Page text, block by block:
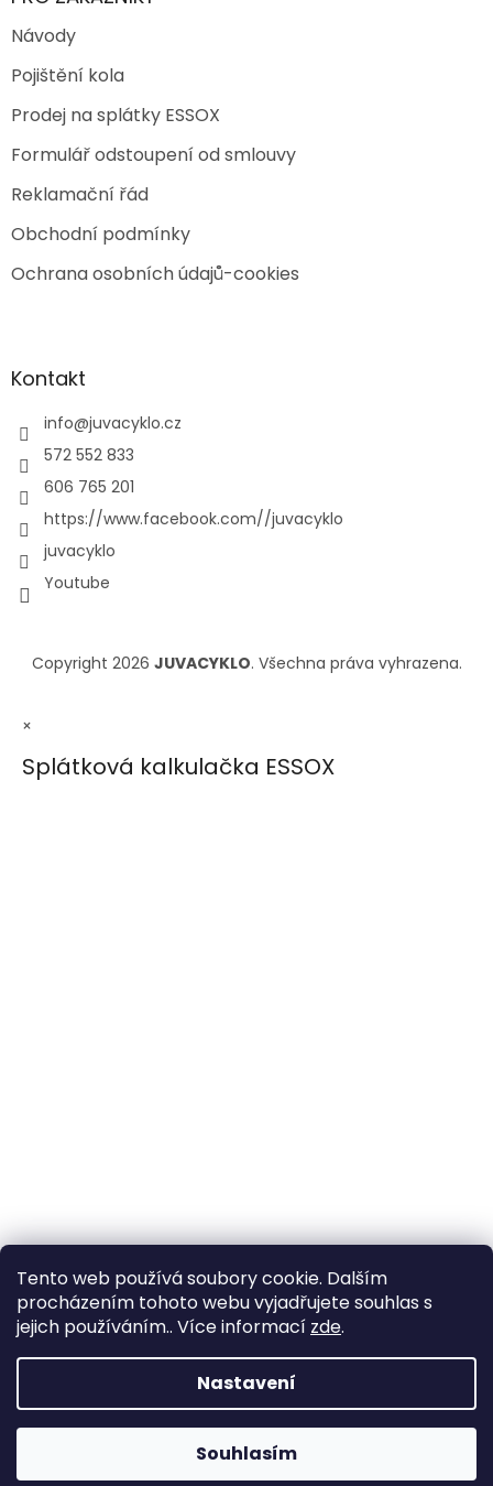
Tento web používá soubory cookie. Dalším
procházením tohoto webu vyjadřujete souhlas s
jejich používáním.. Více informací zde.
Nastavení
Souhlasím
Návody
Pojištění kola
Prodej na splátky ESSOX
Formulář odstoupení od smlouvy
Reklamační řád
Obchodní podmínky
Ochrana osobních údajů-cookies
Kontakt
info@juvacyklo.cz
572 552 833
606 765 201
https://www.facebook.com//juvacyklo
juvacyklo
Youtube
Copyright 2026 JUVACYKLO. Všechna práva vyhrazena.
×
Splátková kalkulačka ESSOX